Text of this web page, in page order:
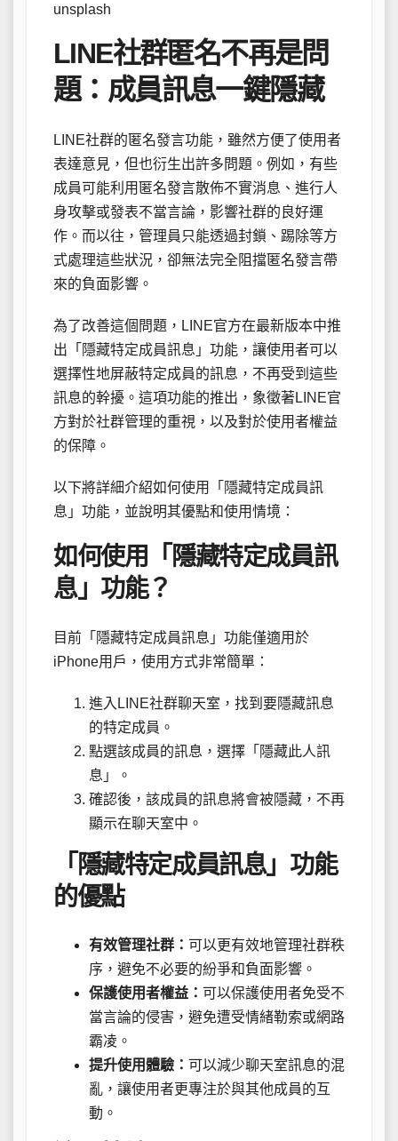
unsplash
LINE社群匿名不再是問
題：成員訊息一鍵隱藏
LINE社群的匿名發言功能，雖然方便了使用者
表達意見，但也衍生出許多問題。例如，有些
成員可能利用匿名發言散佈不實消息、進行人
身攻擊或發表不當言論，影響社群的良好運
作。而以往，管理員只能透過封鎖、踢除等方
式處理這些狀況，卻無法完全阻擋匿名發言帶
來的負面影響。
為了改善這個問題，LINE官方在最新版本中推
出「隱藏特定成員訊息」功能，讓使用者可以
選擇性地屏蔽特定成員的訊息，不再受到這些
訊息的幹擾。這項功能的推出，象徵著LINE官
方對於社群管理的重視，以及對於使用者權益
的保障。
以下將詳細介紹如何使用「隱藏特定成員訊
息」功能，並說明其優點和使用情境：
如何使用「隱藏特定成員訊
息」功能？
目前「隱藏特定成員訊息」功能僅適用於
iPhone用戶，使用方式非常簡單：
進入LINE社群聊天室，找到要隱藏訊息
的特定成員。
點選該成員的訊息，選擇「隱藏此人訊
息」。
確認後，該成員的訊息將會被隱藏，不再
顯示在聊天室中。
「隱藏特定成員訊息」功能
的優點
有效管理社群： 可以更有效地管理社群秩
序，避免不必要的紛爭和負面影響。
保護使用者權益： 可以保護使用者免受不
當言論的侵害，避免遭受情緒勒索或網路
霸凌。
提升使用體驗： 可以減少聊天室訊息的混
亂，讓使用者更專注於與其他成員的互
動。